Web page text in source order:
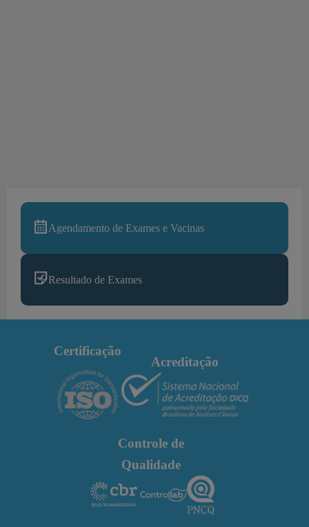
Agendamento de Exames e Vacinas
Resultado de Exames
Certificação
Acreditação
Controle de
Qualidade